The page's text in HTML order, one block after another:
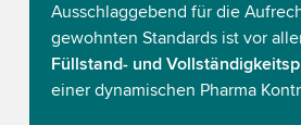
Ausschlaggebend für die
gewohnten Standards ist vor
Füllstand- und
einer dynamischen Pharma